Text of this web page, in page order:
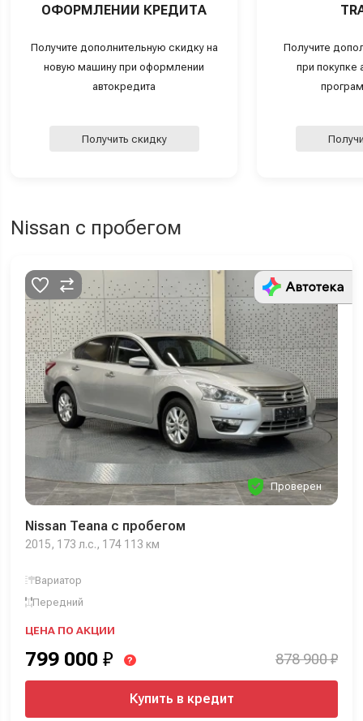
ОФОРМЛЕНИИ КРЕДИТА
Получите дополнительную скидку на
новую машину при оформлении
автокредита
Получить скидку
Получите
при покупке
Nissan с пробегом
Проверен
Nissan Teana с пробегом
2015, 173 л.с., 174 113 км
Вариатор
Передний
ЦЕНА ПО АКЦИИ
799 000 ₽ ? 878 900 ₽
Купить в кредит